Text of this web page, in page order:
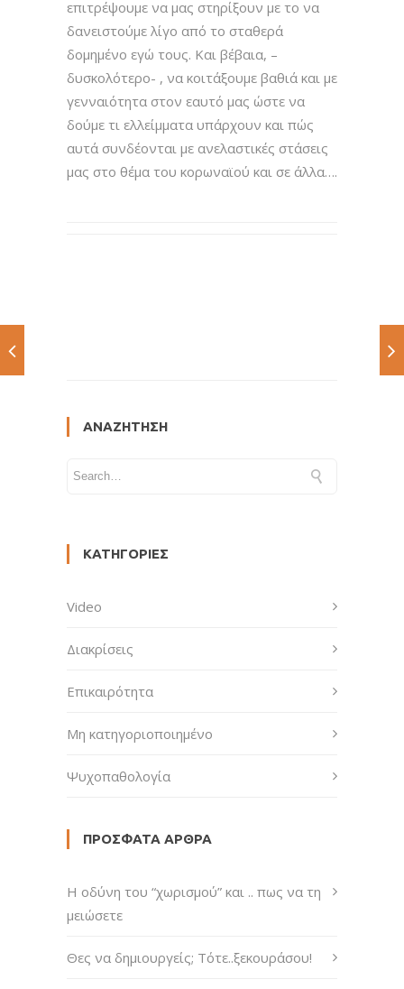
επιτρέψουμε να μας στηρίξουν με το να
δανειστούμε λίγο από το σταθερά
δομημένο εγώ τους. Και βέβαια, –
δυσκολότερο- , να κοιτάξουμε βαθιά και με
γενναιότητα στον εαυτό μας ώστε να
δούμε τι ελλείμματα υπάρχουν και πώς
αυτά συνδέονται με ανελαστικές στάσεις
μας στο θέμα του κορωναϊού και σε άλλα….
ΑΝΑΖΉΤΗΣΗ
ΚΑΤΗΓΟΡΊΕΣ
Video
Διακρίσεις
Επικαιρότητα
Μη κατηγοριοποιημένο
Ψυχοπαθολογία
ΠΡΌΣΦΑΤΑ ΆΡΘΡΑ
H οδύνη του “χωρισμού” και .. πως να τη
μειώσετε
Θες να δημιουργείς; Τότε..ξεκουράσου!